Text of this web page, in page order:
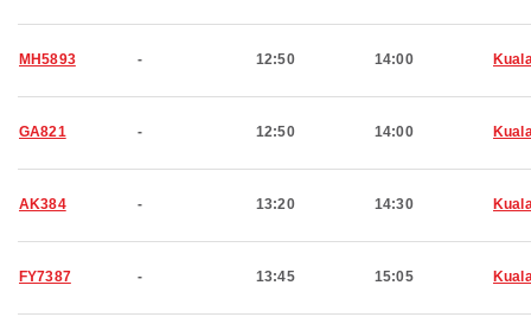
MH5893 - 12:50 14:00
GA821 - 12:50 14:00
AK384 - 13:20 14:30
FY7387 - 13:45 15:05